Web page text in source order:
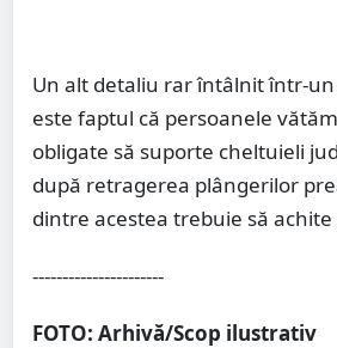
Un alt detaliu rar întâlnit într-
este faptul că persoanele
obligate să suporte cheltuieli
după retragerea plângerilor
dintre acestea trebuie să achite
----------------------
FOTO: Arhivă/Scop ilustrativ